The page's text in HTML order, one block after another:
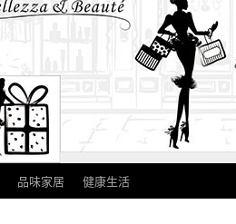
品味家居 健康生活